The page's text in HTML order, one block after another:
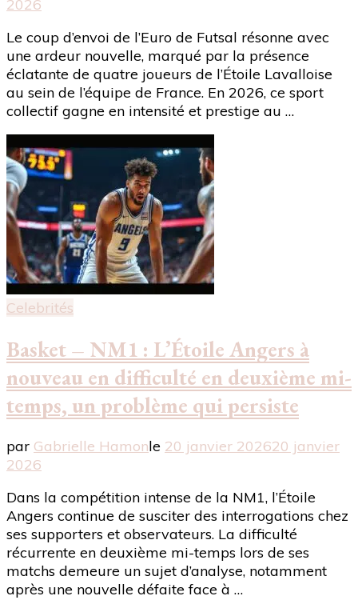
2026
Le coup d’envoi de l’Euro de Futsal résonne avec
une ardeur nouvelle, marqué par la présence
éclatante de quatre joueurs de l’Étoile Lavalloise
au sein de l’équipe de France. En 2026, ce sport
collectif gagne en intensité et prestige au …
Celebrités
Basket – NM1 : L’Étoile Angers à
nouveau en difficulté en deuxième mi-
temps, un problème qui persiste
par Gabrielle Hamonle 20 janvier 202620 janvier
2026
Dans la compétition intense de la NM1, l’Étoile
Angers continue de susciter des interrogations chez
ses supporters et observateurs. La difficulté
récurrente en deuxième mi-temps lors de ses
matchs demeure un sujet d’analyse, notamment
après une nouvelle défaite face à …